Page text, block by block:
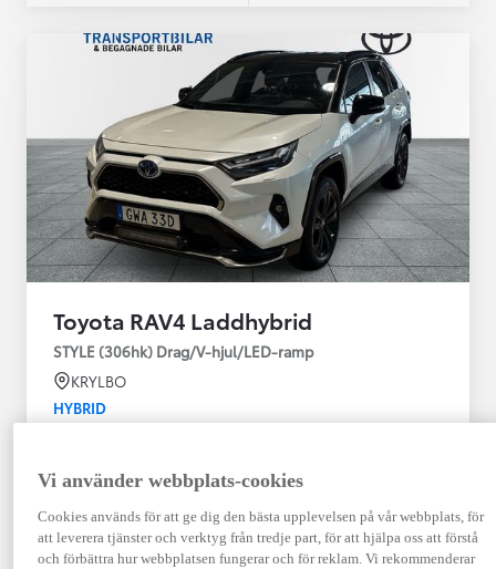
Toyota RAV4 Laddhybrid
STYLE (306hk) Drag/V-hjul/LED-ramp
KRYLBO
HYBRID
09-2023
Hybrid Bensin
Automat
Visa mer
Vi använder webbplats-cookies
Cookies används för att ge dig den bästa upplevelsen på vår webbplats, för
att leverera tjänster och verktyg från tredje part, för att hjälpa oss att förstå
och förbättra hur webbplatsen fungerar och för reklam. Vi rekommenderar